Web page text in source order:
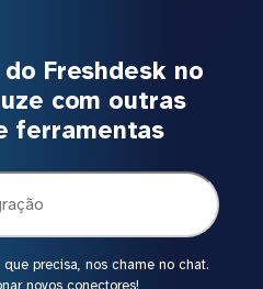
Freshdesk no
com outras
ferramentas
precisa, nos chame no chat.